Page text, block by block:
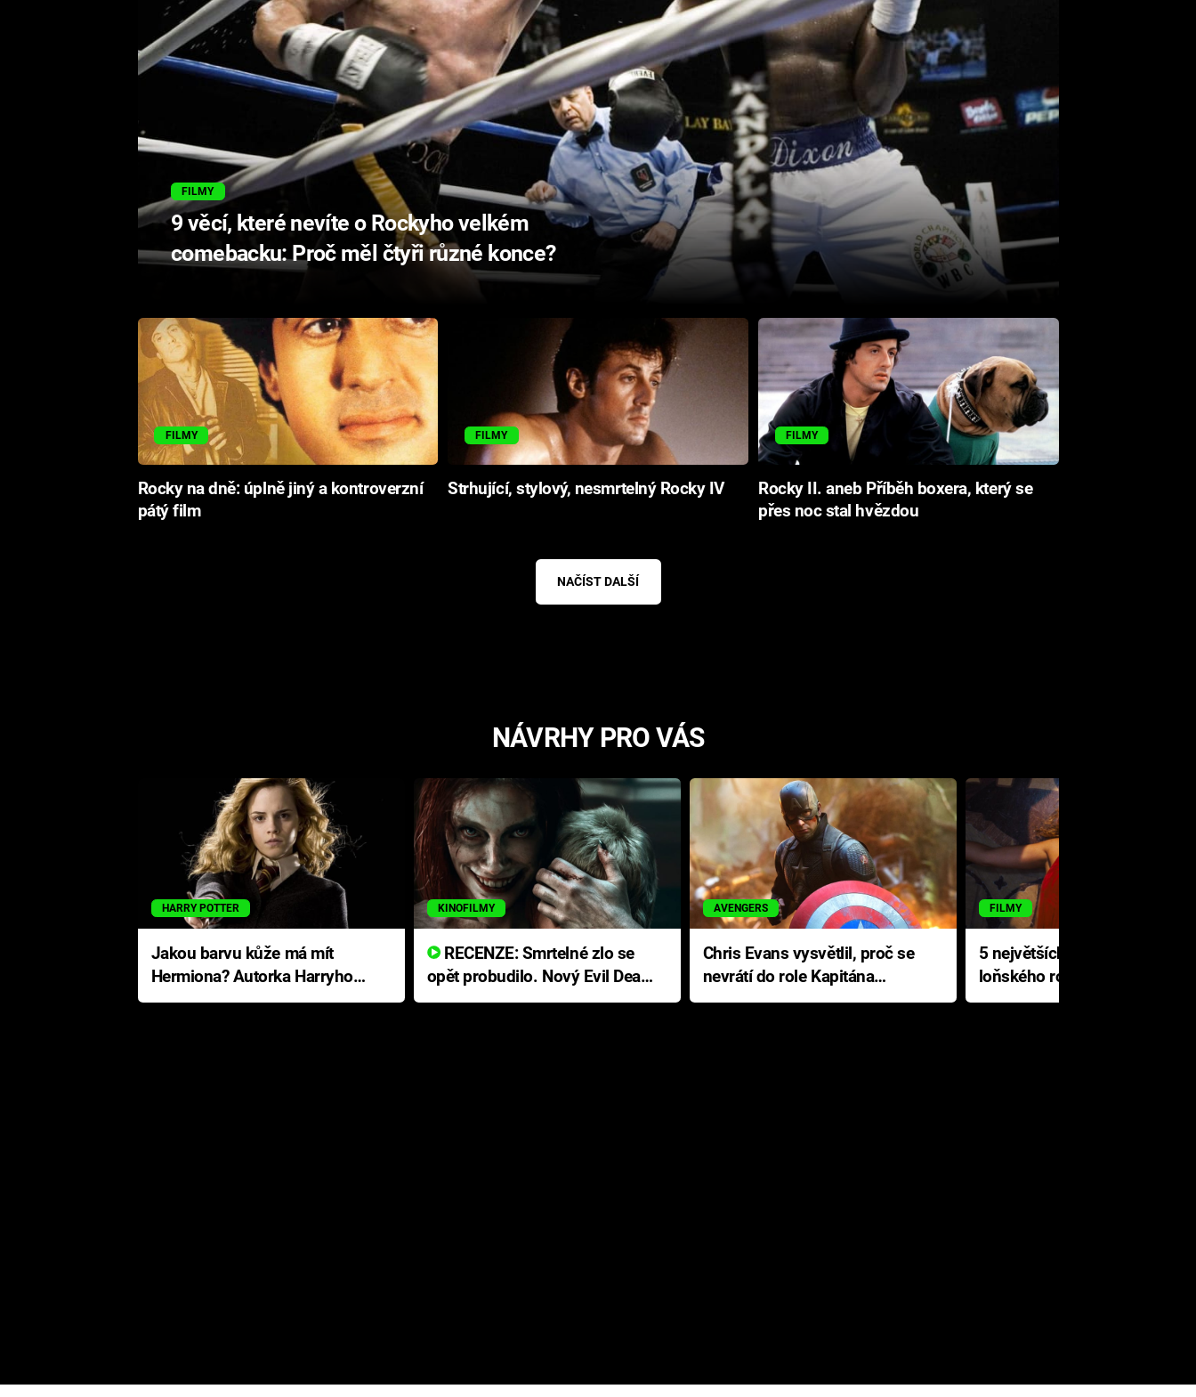
FILMY
9 věcí, které nevíte o Rockyho velkém
comebacku: Proč měl čtyři různé konce?
FILMY
Rocky na dně: úplně jiný a kontroverzní
pátý film
FILMY
Strhující, stylový, nesmrtelný Rocky IV
FILMY
Rocky II. aneb Příběh boxera, který se
přes noc stal hvězdou
NAČÍST DALŠÍ
NÁVRHY PRO VÁS
HARRY POTTER
Jakou barvu kůže má mít
Hermiona? Autorka Harryho
Pottera přišla s ráznou
KINOFILMY
RECENZE: Smrtelné zlo se
opět probudilo. Nový Evil Dead
přichází s neodolatelnou
AVENGERS
Chris Evans vysvětlil, proč se
nevrátí do role Kapitána
Ameriky
FILMY
5 největších propadáků
loňského roku: Disney na
jediné katastrofě prodělal 200